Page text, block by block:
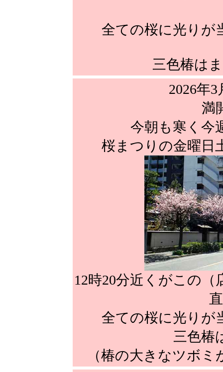
全ての桜に光りが
三色椿は
2026年3
満
今朝も寒く今
桜まつりの金曜日
12時20分近くがこの
全ての桜に光りが
三色椿
（椿の大きなツボ